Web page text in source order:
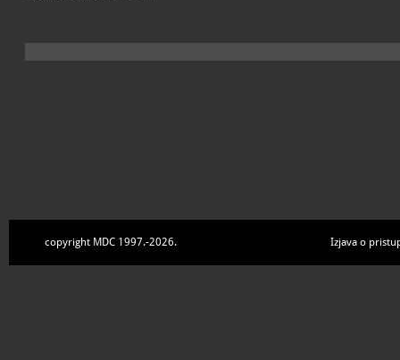
copyright MDC 1997.-2026. Izjava o